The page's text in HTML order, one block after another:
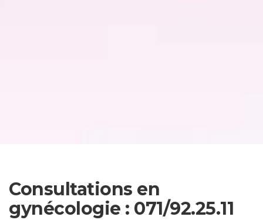
Consultations en
gynécologie : 071/92.25.11